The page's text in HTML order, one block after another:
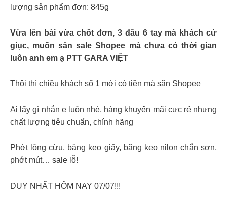
lượng sản phẩm đơn: 845g
Vừa lên bài vừa chốt đơn, 3 đầu 6 tay mà khách cứ
giục, muốn săn sale Shopee mà chưa có thời gian
luôn anh em ạ PTT GARA VIỆT
Thôi thì chiều khách số 1 mới có tiền mà săn Shopee
Ai lấy gì nhắn e luôn nhé, hàng khuyến mãi cực rẻ nhưng
chất lượng tiêu chuẩn, chính hãng
Phớt lông cừu, băng keo giấy, băng keo nilon chắn sơn,
phớt mút… sale lỗ!
DUY NHẤT HÔM NAY 07/07!!!